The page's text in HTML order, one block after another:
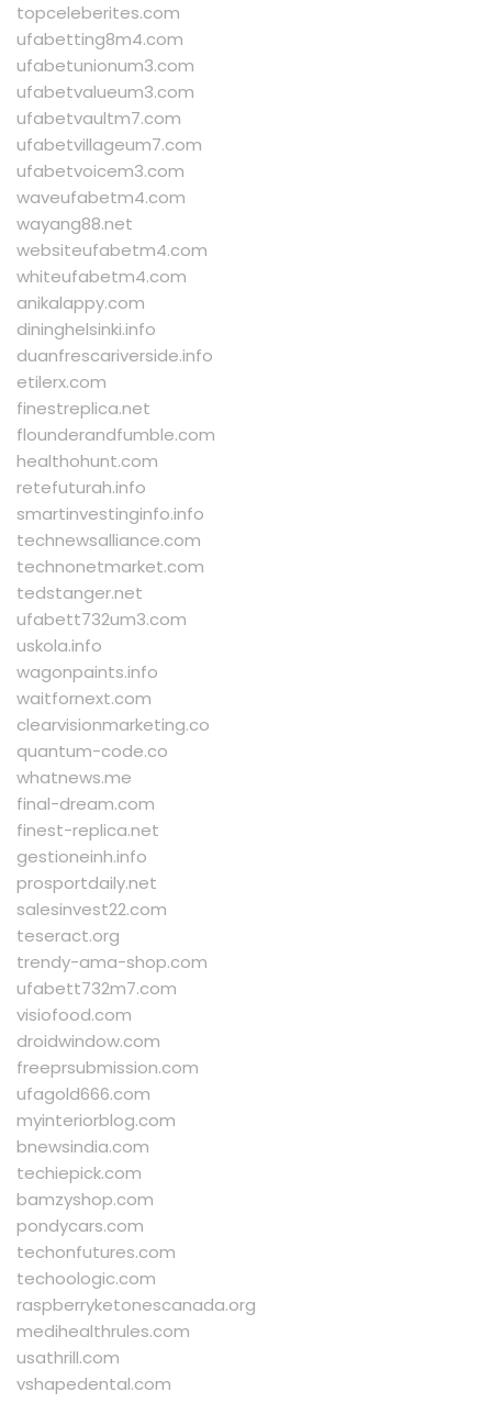
topceleberites.com
ufabetting8m4.com
ufabetunionum3.com
ufabetvalueum3.com
ufabetvaultm7.com
ufabetvillageum7.com
ufabetvoicem3.com
waveufabetm4.com
wayang88.net
websiteufabetm4.com
whiteufabetm4.com
anikalappy.com
dininghelsinki.info
duanfrescariverside.info
etilerx.com
finestreplica.net
flounderandfumble.com
healthohunt.com
retefuturah.info
smartinvestinginfo.info
technewsalliance.com
technonetmarket.com
tedstanger.net
ufabett732um3.com
uskola.info
wagonpaints.info
waitfornext.com
clearvisionmarketing.co
quantum-code.co
whatnews.me
final-dream.com
finest-replica.net
gestioneinh.info
prosportdaily.net
salesinvest22.com
teseract.org
trendy-ama-shop.com
ufabett732m7.com
visiofood.com
droidwindow.com
freeprsubmission.com
ufagold666.com
myinteriorblog.com
bnewsindia.com
techiepick.com
bamzyshop.com
pondycars.com
techonfutures.com
techoologic.com
raspberryketonescanada.org
medihealthrules.com
usathrill.com
vshapedental.com